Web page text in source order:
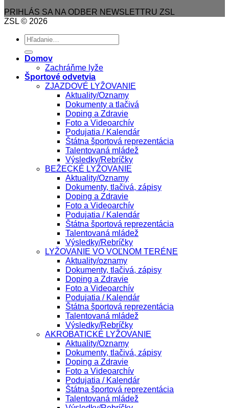
PRIHLÁS SA NA ODBER NEWSLETTRU ZSL
ZSL © 2026
Domov
Zachráňme lyže
Športové odvetvia
ZJAZDOVÉ LYŽOVANIE
Aktuality/Oznamy
Dokumenty a tlačivá
Doping a Zdravie
Foto a Videoarchív
Podujatia / Kalendár
Štátna športová reprezentácia
Talentovaná mládež
Výsledky/Rebríčky
BEŽECKÉ LYŽOVANIE
Aktuality/Oznamy
Dokumenty, tlačivá, zápisy
Doping a Zdravie
Foto a Videoarchív
Podujatia / Kalendár
Štátna športová reprezentácia
Talentovaná mládež
Výsledky/Rebríčky
LYŽOVANIE VO VOĽNOM TERÉNE
Aktuality/oznamy
Dokumenty, tlačivá, zápisy
Doping a Zdravie
Foto a Videoarchív
Podujatia / Kalendár
Štátna športová reprezentácia
Talentovaná mládež
Výsledky/Rebríčky
AKROBATICKÉ LYŽOVANIE
Aktuality/Oznamy
Dokumenty, tlačivá, zápisy
Doping a Zdravie
Foto a Videoarchív
Podujatia / Kalendár
Štátna športová reprezentácia
Talentovaná mládež